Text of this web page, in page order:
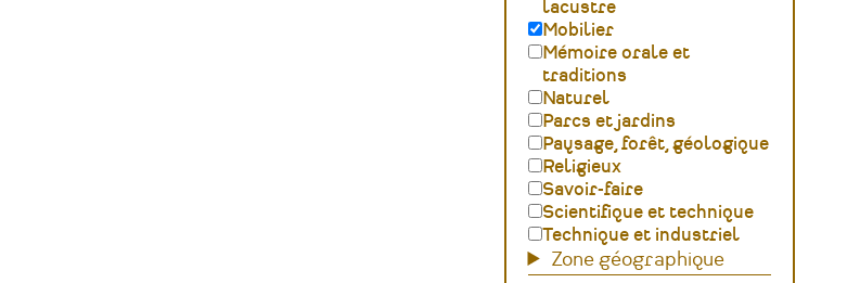
lacustre
Mobilier
Mémoire orale et
traditions
Naturel
Parcs et jardins
Paysage, forêt, géologique
Religieux
Savoir-faire
Scientifique et technique
Technique et industriel
Zone géographique